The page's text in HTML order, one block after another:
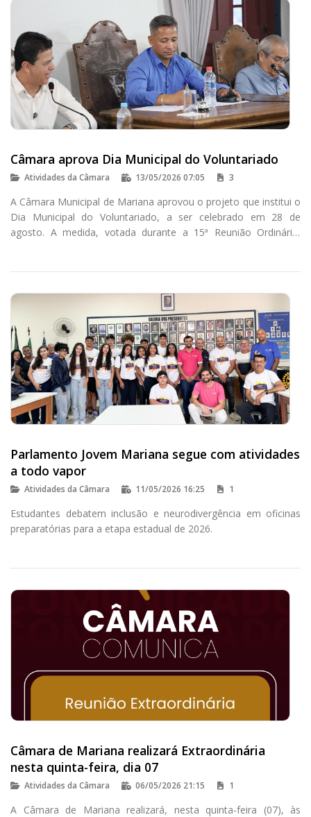
Câmara aprova Dia Municipal do Voluntariado
Atividades da Câmara 13/05/2026 07:05 3
A Câmara Municipal de Mariana aprovou o projeto que institui o
Dia Municipal do Voluntariado, a ser celebrado em 28 de
agosto. A medida, votada durante a 15ª Reunião Ordinária,
Parlamento Jovem Mariana segue com atividades
a todo vapor
Atividades da Câmara 11/05/2026 16:25 1
Estudantes debatem inclusão e neurodivergência em oficinas
preparatórias para a etapa estadual de 2026.
Câmara de Mariana realizará Extraordinária
nesta quinta-feira, dia 07
Atividades da Câmara 06/05/2026 21:15 1
A Câmara de Mariana realizará, nesta quinta-feira (07), às